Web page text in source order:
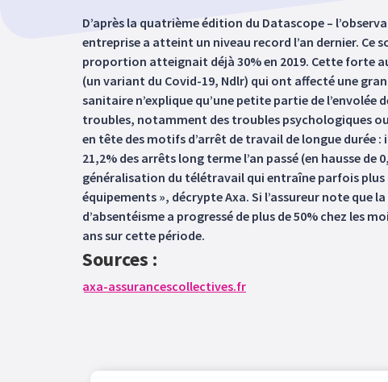
D’après la quatrième édition du Datascope –
entreprise a atteint un niveau record l’an dernier. Ce
proportion atteignait déjà 30% en 2019. Cette forte
(un variant du Covid-19, Ndlr) qui ont affecté une
sanitaire n’explique qu’une petite partie de l’envolée
troubles, notamment des troubles psychologiques
en tête des motifs d’arrêt de travail de longue durée :
21,2% des arrêts long terme l’an passé (en hausse
généralisation du télétravail qui entraîne parfois
équipements », décrypte Axa. Si l’assureur note que
d’absentéisme a progressé de plus de 50% chez les
ans sur cette période.
Sources :
axa-assurancescollectives.fr